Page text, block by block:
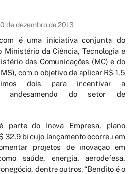
de dezembro de 2013
é uma iniciativa conjunta do
Ministério da Ciência, Tecnologia e
das Comunicações (MC) e do
com o objetivo de aplicar R$ 1,5
dois para incentivar a
andesamendo do setor de
parte do Inova Empresa, plano
32,9 bi cujo lançamento ocorreu em
projetos de inovação em
saúde, energia, aerodefesa,
dentre outros. “Bendito é o